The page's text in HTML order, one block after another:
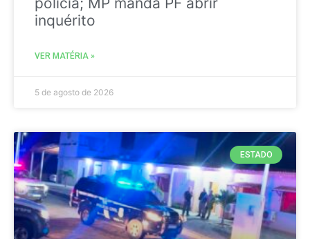
inquérito
VER MATÉRIA »
5 de agosto de 2026
ESTADO